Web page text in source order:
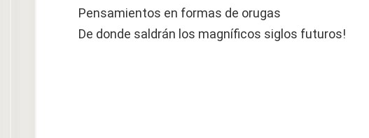
Pensamientos en formas de orugas
De donde saldrán los magníficos siglos futuros!